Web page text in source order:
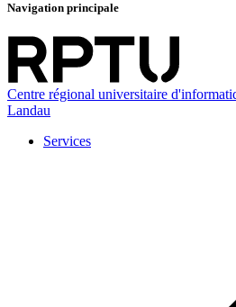
Navigation principale
Centre régional universitaire
Landau
Services